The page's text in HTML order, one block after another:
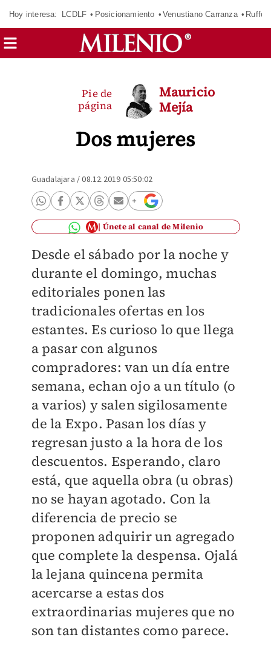
Hoy interesa: LCDLF Posicionamiento Venustiano Carranza Ruffo
Dos mujeres
Pie de
página
Mauricio
Mejía
Guadalajara /08.12.2019 05:50:02
Únete al canal de Milenio
Desde el sábado por la noche y
durante el domingo, muchas
editoriales ponen las
tradicionales ofertas en los
estantes. Es curioso lo que llega
a pasar con algunos
compradores: van un día entre
semana, echan ojo a un título (o
a varios) y salen sigilosamente
de la Expo. Pasan los días y
regresan justo a la hora de los
descuentos. Esperando, claro
está, que aquella obra (u obras)
no se hayan agotado. Con la
diferencia de precio se
proponen adquirir un agregado
que complete la despensa. Ojalá
la lejana quincena permita
acercarse a estas dos
extraordinarias mujeres que no
son tan distantes como parece.